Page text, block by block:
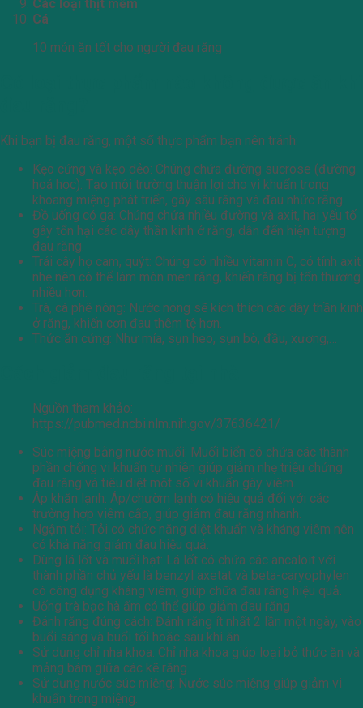
Các loại thịt mềm
Cá
10 món ăn tốt cho người đau răng
Khi bạn bị đau răng, một số thực phẩm bạn nên tránh:
Kẹo cứng và kẹo dẻo: Chúng chứa đường sucrose (đường
hoá học). Tạo môi trường thuận lợi cho vi khuẩn trong
khoang miệng phát triển, gây sâu răng và đau nhức răng.
Đồ uống có ga: Chúng chứa nhiều đường và axit, hai yếu tố
gây tổn hại các dây thần kinh ở răng, dẫn đến hiện tượng
đau răng.
Trái cây họ cam, quýt: Chúng có nhiều vitamin C, có tính axit
nhẹ nên có thể làm mòn men răng, khiến răng bị tổn thương
nhiều hơn.
Trà, cà phê nóng: Nước nóng sẽ kích thích các dây thần kinh
ở răng, khiến cơn đau thêm tệ hơn.
Thức ăn cứng: Như mía, sụn heo, sụn bò, đầu, xương,…
Nguồn tham khảo:
https://pubmed.ncbi.nlm.nih.gov/37636421/
Súc miệng bằng nước muối: Muối biển có chứa các thành
phần chống vi khuẩn tự nhiên giúp giảm nhẹ triệu chứng
đau răng và tiêu diệt một số vi khuẩn gây viêm.
Áp khăn lạnh: Áp/chườm lạnh có hiệu quả đối với các
trường hợp viêm cấp, giúp giảm đau răng nhanh.
Ngậm tỏi: Tỏi có chức năng diệt khuẩn và kháng viêm nên
có khả năng giảm đau hiệu quả.
Dùng lá lốt và muối hạt: Lá lốt có chứa các ancaloit với
thành phần chủ yếu là benzyl axetat và beta-caryophylen
có công dụng kháng viêm, giúp chữa đau răng hiệu quả.
Uống trà bạc hà ấm có thể giúp giảm đau răng
Đánh răng đúng cách: Đánh răng ít nhất 2 lần một ngày, vào
buổi sáng và buổi tối hoặc sau khi ăn.
Sử dụng chỉ nha khoa: Chỉ nha khoa giúp loại bỏ thức ăn và
mảng bám giữa các kẽ răng.
Sử dụng nước súc miệng: Nước súc miệng giúp giảm vi
khuẩn trong miệng.